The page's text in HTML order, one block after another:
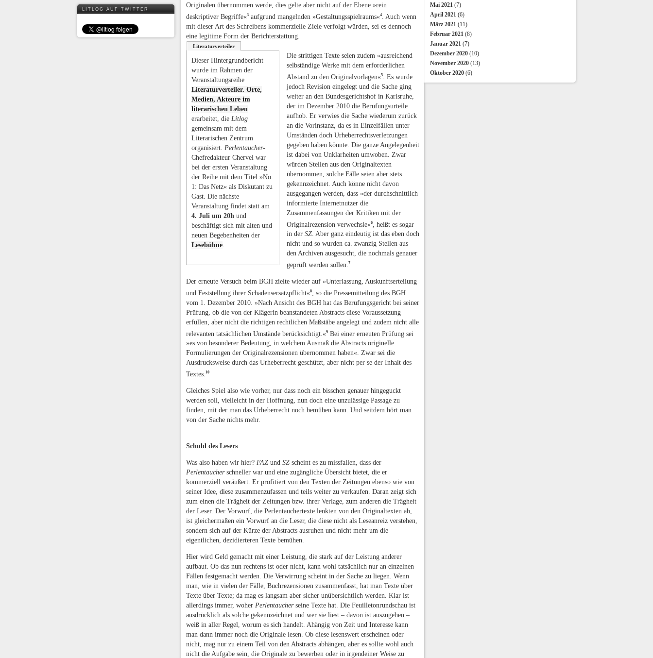
Originalen übernommen werde, dies gelte aber nicht auf der Ebene »rein
deskriptiver Begriffe«3 aufgrund mangelnden »Gestaltungsspielraums«4
. Auch wenn
mit dieser Art des Schreibens kommerzielle Ziele verfolgt würden, sei es dennoch
eine legitime Form der Berichterstattung.
Literaturverteiler
Dieser Hintergrundbericht
wurde im Rahmen der
Veranstaltungsreihe
Literaturverteiler. Orte,
Medien, Akteure im
literarischen Leben
erarbeitet, die Litlog
gemeinsam mit dem
Literarischen Zentrum
organisiert. Perlentaucher-
Chefredakteur Chervel war
bei der ersten Veranstaltung
der Reihe mit dem Titel »No.
1: Das Netz« als Diskutant zu
Gast. Die nächste
Veranstaltung findet statt am
4. Juli um 20h und
beschäftigt sich mit alten und
neuen Begebenheiten der
Lesebühne
Die strittigen Texte seien zudem »ausreichend
selbständige Werke mit dem erforderlichen
Abstand zu den Originalvorlagen«5
. Es wurde
jedoch Revision eingelegt und die Sache ging
weiter an den Bundesgerichtshof in Karlsruhe,
der im Dezember 2010 die Berufungsurteile
aufhob. Er verwies die Sache wiederum zurück
an die Vorinstanz, da es in Einzelfällen unter
Umständen doch Urheberrechtsverletzungen
gegeben haben könnte. Die ganze Angelegenheit
ist dabei von Unklarheiten umwoben. Zwar
würden Stellen aus den Originaltexten
übernommen, solche Fälle seien aber stets
gekennzeichnet. Auch könne nicht davon
ausgegangen werden, dass »der durchschnittlich
informierte Internetnutzer die
Zusammenfassungen der Kritiken mit der
Originalrezension verwechsle«6
, heißt es sogar
in der SZ. Aber ganz eindeutig ist das eben doch
nicht und so wurden ca. zwanzig Stellen aus
den Archiven ausgesucht, die nochmals genauer
geprüft werden sollen. 7
Der erneute Versuch beim BGH zielte wieder auf »Unterlassung, Auskunftserteilung
und Feststellung ihrer Schadensersatzpflicht«8
, so die Pressemitteilung des BGH
vom 1. Dezember 2010. »Nach Ansicht des BGH hat das Berufungsgericht bei seiner
Prüfung, ob die von der Klägerin beanstandeten Abstracts diese Voraussetzung
erfüllen, aber nicht die richtigen rechtlichen Maßstäbe angelegt und zudem nicht alle
relevanten tatsächlichen Umstände berücksichtigt.«9 Bei einer erneuten Prüfung sei
»es von besonderer Bedeutung, in welchem Ausmaß die Abstracts originelle
Formulierungen der Originalrezensionen übernommen haben«. Zwar sei die
Ausdrucksweise durch das Urheberrecht geschützt, aber nicht per se der Inhalt des
Textes. 10
Gleiches Spiel also wie vorher, nur dass noch ein bisschen genauer hingeguckt
werden soll, vielleicht in der Hoffnung, nun doch eine unzulässige Passage zu
finden, mit der man das Urheberrecht noch bemühen kann. Und seitdem hört man
von der Sache nichts mehr.
Schuld des Lesers
Was also haben wir hier? FAZ und SZ scheint es zu missfallen, dass der
Perlentaucherschneller war und eine zugängliche Übersicht bietet, die er
kommerziell veräußert. Er profitiert von den Texten der Zeitungen ebenso wie von
seiner Idee, diese zusammenzufassen und teils weiter zu verkaufen. Daran zeigt sich
zum einen die Trägheit der Zeitungen bzw. ihrer Verlage, zum anderen die Trägheit
der Leser. Der Vorwurf, die Perlentauchertexte lenkten von den Originaltexten ab,
ist gleichermaßen ein Vorwurf an die Leser, die diese nicht als Leseanreiz verstehen,
sondern sich auf der Kürze der Abstracts ausruhen und nicht mehr um die
eigentlichen, dezidierteren Texte bemühen.
Hier wird Geld gemacht mit einer Leistung, die stark auf der Leistung anderer
aufbaut. Ob das nun rechtens ist oder nicht, kann wohl tatsächlich nur an einzelnen
Fällen festgemacht werden. Die Verwirrung scheint in der Sache zu liegen. Wenn
man, wie in vielen der Fälle, Buchrezensionen zusammenfasst, hat man Texte über
Texte über Texte; da mag es langsam aber sicher unübersichtlich werden. Klar ist
allerdings immer, woher Perlentaucherseine Texte hat. Die Feuilletonrundschau ist
ausdrücklich als solche gekennzeichnet und wer sie liest – davon ist auszugehen –
weiß in aller Regel, worum es sich handelt. Ahängig von Zeit und Interesse kann
man dann immer noch die Originale lesen. Ob diese lesenswert erscheinen oder
nicht, mag nur zu einem Teil von den Abstracts abhängen, aber es sollte wohl auch
nicht die Aufgabe sein, die Originale zu bewerben oder in irgendeiner Weise zu
Mai 2021 (7)
April 2021 (6)
März 2021 (11)
Februar 2021 (8)
Januar 2021 (7)
Dezember 2020 (10)
November 2020 (13)
Oktober 2020 (6)
LITLOG AUF TWITTER